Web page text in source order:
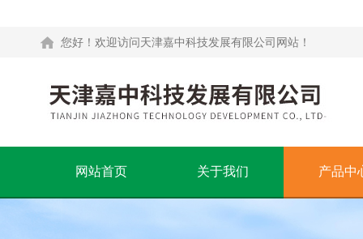
您好！欢迎访问天津嘉中科技发展有限公司网站！
网站首页 关于我们 产品中